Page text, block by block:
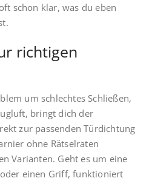
schon klar, was du eben
richtigen
um schlechtes Schließen,
bringt dich der
zur passenden Türdichtung
ohne Rätselraten
Varianten. Geht es um eine
einen Griff, funktioniert